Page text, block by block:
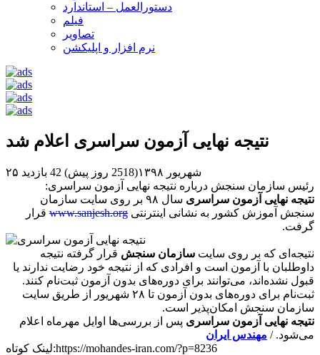
دستورالعمل – استاندارد
فیلم
تصاویر
نرم افزار و اپلیکشن
نتیجه نهایی آزمون سراسری اعلام شد
۲۵ شهریور ۱۳۹۸(2518 روز پیش)
42 بازدید
رئیس سازمان سنجش درباره نتیجه نهایی آزمون سراسری:
نتیجه نهایی آزمون سراسری
سال ۹۸ بر روی سایت سازمان
سنجش آموزش کشور به نشانی اینترنتی www.sanjesh.org قرار
گرفت.
نتیجه‌ای که بر روی سایت سازمان سنجش قرار گرفته نتیجه
داوطلبان با آ‌زمون است و افرادی که از نتیجه خود رضایت ندارند یا
قبول نشده‌اند، می‌توانند برای دوره‌های بدون آزمون ثبت‌نام کنند.
ثبت‌نام برای دوره‌های بدون آزمون تا ۲۸ شهریور از طریق سایت
سازمان سنجش امکان‌پذیر است.
نتیجه نهایی آزمون سراسری پس از بررسی‌ها اوایل مهرماه اعلام
می‌شود. / مهندس ایران
لینک کوتاه:https://mohandes-iran.com/?p=8236